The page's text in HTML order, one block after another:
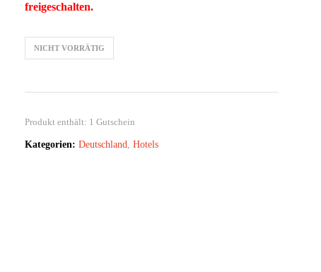
freigeschalten.
NICHT VORRÄTIG
Produkt enthält: 1Gutschein
Kategorien: Deutschland,Hotels